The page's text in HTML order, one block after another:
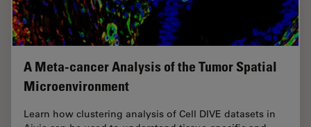
A Meta-cancer Analysis of the Tumor Spatial
Microenvironment
Learn how clustering analysis of Cell DIVE datasets in